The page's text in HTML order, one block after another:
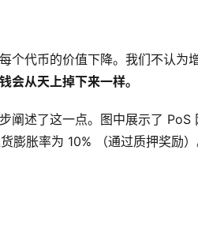
个代币的价值下降。我们不认为
会从天上掉下来一样。
阐述了这一点。图中展示了 PoS
膨胀率为 10% （通过质押奖励